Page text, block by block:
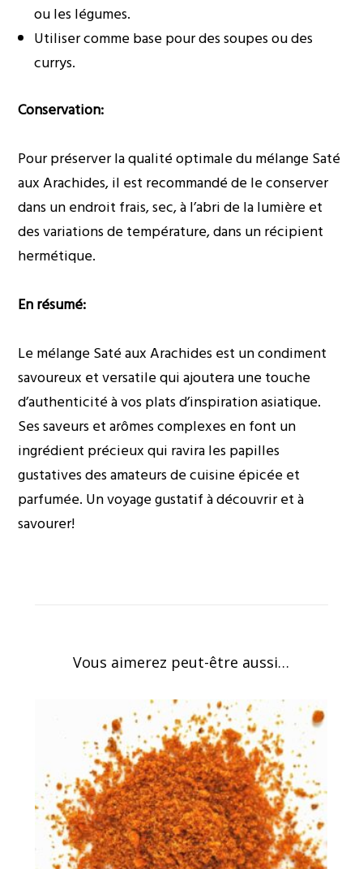
ou les légumes.
Utiliser comme base pour des soupes ou des
currys.
Conservation:
Pour préserver la qualité optimale du mélange Saté
aux Arachides, il est recommandé de le conserver
dans un endroit frais, sec, à l’abri de la lumière et
des variations de température, dans un récipient
hermétique.
En résumé:
Le mélange Saté aux Arachides est un condiment
savoureux et versatile qui ajoutera une touche
d’authenticité à vos plats d’inspiration asiatique.
Ses saveurs et arômes complexes en font un
ingrédient précieux qui ravira les papilles
gustatives des amateurs de cuisine épicée et
parfumée. Un voyage gustatif à découvrir et à
savourer!
Vous aimerez peut-être aussi…